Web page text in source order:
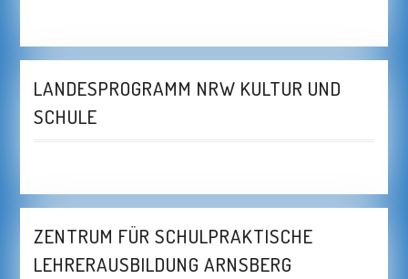
LANDESPROGRAMM NRW KULTUR UND
SCHULE
ZENTRUM FÜR SCHULPRAKTISCHE
LEHRERAUSBILDUNG ARNSBERG